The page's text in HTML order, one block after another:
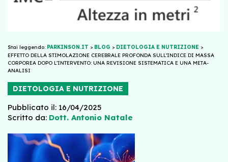
Stai leggendo: PARKINSON.IT > BLOG > DIETOLOGIA E NUTRIZIONE >
EFFETTO DELLA STIMOLAZIONE CEREBRALE PROFONDA SULL’INDICE DI MASSA
CORPOREA DOPO L’INTERVENTO: UNA REVISIONE SISTEMATICA E UNA META-
ANALISI
DIETOLOGIA E NUTRIZIONE
Pubblicato il: 16/04/2025
Scritto da: Dott. Antonio Natale